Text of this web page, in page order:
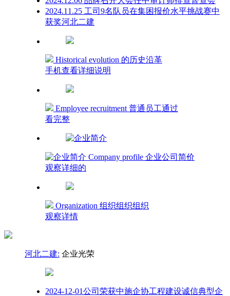
2024.11.25 工司9名队员在集困报价水平挑战赛中
获奖河北二建
Historical evolution 的历史沿革
手机查看详细说明
Employee recruitment 普通员工通过
看完整
Company profile 企业公司简价
观察详细的
Organization 组织组织组织
观察详情
河北二建: 企业光荣
2024-12-01公司荣获中施企协工程建设诚信典型企